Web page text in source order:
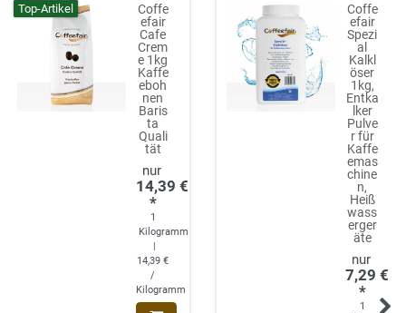
Top-Artikel
Coffe
efair
Cafe
Crem
e 1kg
Kaffe
eboh
nen
Baris
ta
Quali
tät
14,39 €
*
1
Kilogramm
|
14,39 €
/
Kilogramm
Coffe
efair
Spezi
al
Kalkl
öser
1kg,
Entka
lker
Pulve
r für
Kaffe
emas
chine
n,
Heiß
wass
erger
äte
7,29 €
*
1